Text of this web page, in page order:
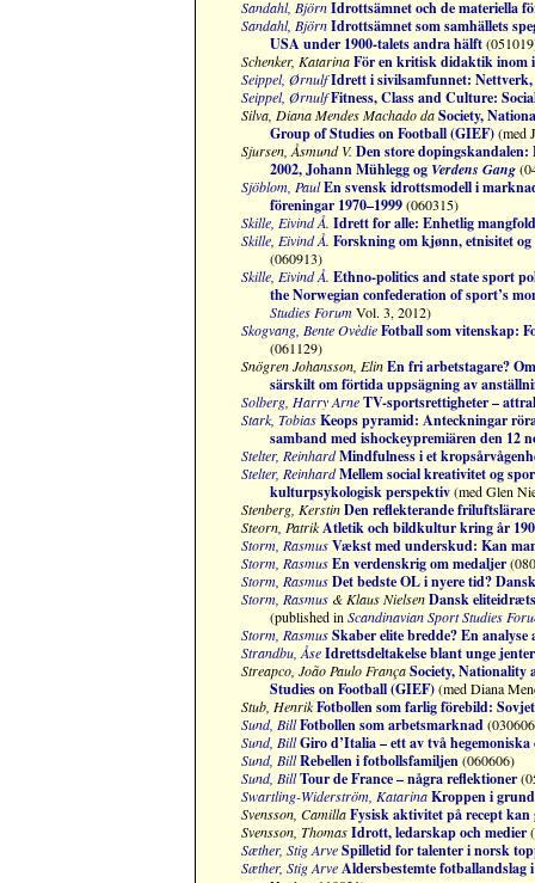
Sandahl, Björn Idrottsämnet och de materiella
Sandahl, Björn Idrottsämnet som samhällets
USA under 1900-talets andra hälft
Schenker, Katarina För en kritisk didaktik inom
Seippel, Ørnulf Idrett i sivilsamfunnet:
Seippel, Ørnulf Fitness, Class and Culture:
Silva, Diana Mendes Machado daSociety,
Group of Studies on Football (GIEF)(med
Sjursen, Åsmund V. Den store
2002, Johann Mühlegg og Verdens Gang
Sjöblom, Paul En svensk idrottsmodell i
föreningar 1970–1999(060315)
Skille, Eivind Å. Idrett for alle: Enhetlig
Skille, Eivind Å. Forskning om kjønn, etnisitet
(060913)
Skille, Eivind Å. Ethno-politics and state sport
the Norwegian confederation of sport’s
Studies ForumVol. 3, 2012)
Skogvang, Bente Ovèdie Fotball som vitenskap:
(061129)
Snögren Johansson, Elin En fri arbetstagare?
särskilt om förtida uppsägning av
Solberg, Harry Arne TV-sportsrettigheter –
Stark, Tobias Keops pyramid: Anteckningar
samband med ishockeypremiären den 12
Stelter, Reinhard Mindfulness i et
Stelter, Reinhard Mellem social kreativitet og
kulturpsykologisk perspektiv(med Glen
Stenberg, Kerstin Den reflekterande
Steorn, Patrik Atletik och bildkultur kring år
Storm, Rasmus Vækst med underskud: Kan
Storm, Rasmus En verdenskrig om medaljer
Storm, Rasmus Det bedste OL i nyere tid?
Storm, Rasmus & Klaus Nielsen Dansk
(published in Scandinavian Sport Studies
Storm, Rasmus Skaber elite bredde? En
Strandbu, Åse Idrettsdeltakelse blant unge
Streapco, João Paulo França Society, Nationality
Studies on Football (GIEF)(med Diana
Stub, Henrik Fotbollen som farlig förebild:
Sund, Bill Fotbollen som arbetsmarknad
Sund, Bill Giro d’Italia – ett av två hegemoniska
Sund, Bill Rebellen i fotbollsfamiljen (060606)
Sund, Bill Tour de France – några reflektioner
Swartling-Widerström, Katarina Kroppen i
Svensson, Camilla Fysisk aktivitet på recept kan
Svensson, ThomasIdrott, ledarskap och medier
Sæther, Stig Arve Spilletid for talenter i norsk
Sæther, Stig Arve Aldersbestemte fotballandslag